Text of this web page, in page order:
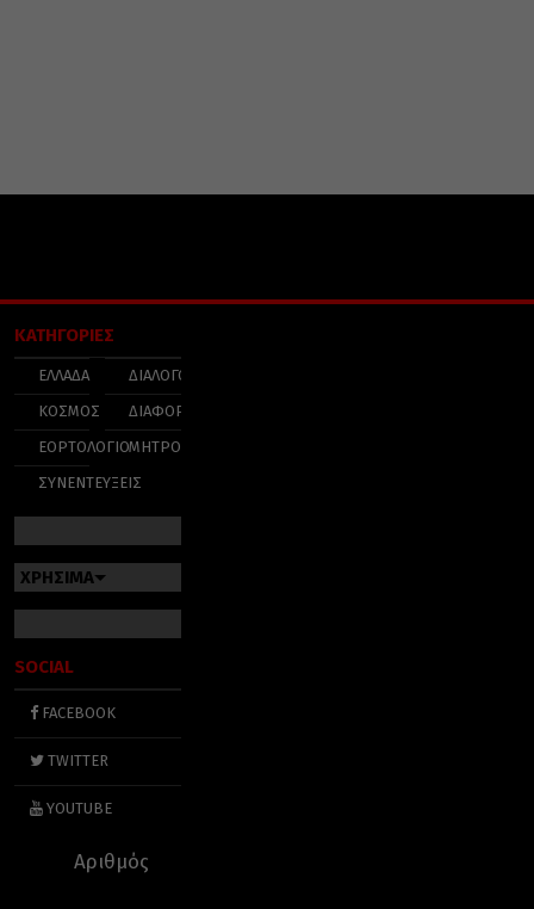
ΚΑΤΗΓΟΡΙΕΣ
ΕΛΛΑΔΑ
ΚΟΣΜΟΣ
ΕΟΡΤΟΛΟΓΙΟ
ΣΥΝΕΝΤΕΥΞΕΙΣ
ΔΙΑΛΟΓΟΣ
ΔΙΑΦΟΡΑ
ΜΗΤΡΟΠΟΛΕΙΣ
ΧΡΗΣΙΜΑ
SOCIAL
FACEBOOK
TWITTER
YOUTUBE
Αριθμός